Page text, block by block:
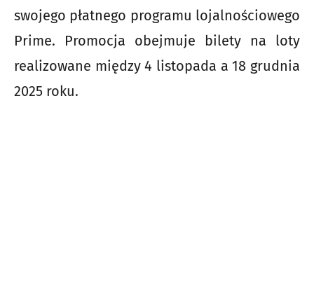
swojego płatnego programu lojalnościowego
Prime. Promocja obejmuje bilety na loty
realizowane między 4 listopada a 18 grudnia
2025 roku.